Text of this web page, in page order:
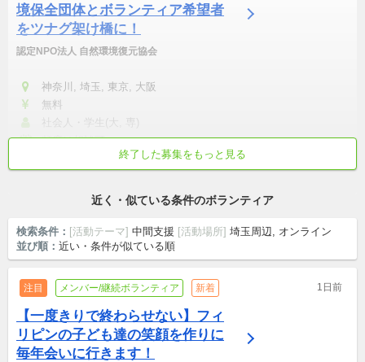
境保全団体とボランティア希望者
をツナグ架け橋に！
認定NPO法人 自然環境復元協会
神奈川, 埼玉, 東京, 大阪
無料
社会人・学生(大, 専)
頻度は相談可
終了した募集をもっと見る
近く・似ている条件のボランティア
検索条件： [活動テーマ] 中間支援 [活動場所] 埼玉周辺, オンライン
並び順： 近い・条件が似ている順
注目 メンバー/継続ボランティア 新着 1日前
【一度きりで終わらせない】フィ
リピンの子ども達の笑顔を作りに
毎年会いに行きます！